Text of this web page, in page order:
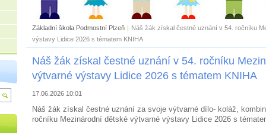
Základní škola Podmostní Plzeň | Náš žák získal čestné uznání v 54. ročníku
výstavy Lidice 2026 s tématem KNIHA
Náš žák získal čestné uznání v 54. ročníku
výtvarné výstavy Lidice 2026 s tématem KNIHA
17.06.2026 10:01
Náš žák získal čestné uznání za svoje výtvarné dílo- koláž,
ročníku Mezinárodní dětské výtvarné výstavy Lidice 2026 s